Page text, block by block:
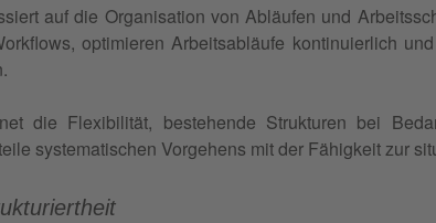
auf die Organisation von Abläufen und
optimieren Arbeitsabläufe kontinuierlich
die Flexibilität, bestehende Strukturen bei
systematischen Vorgehens mit der Fähigkeit zur